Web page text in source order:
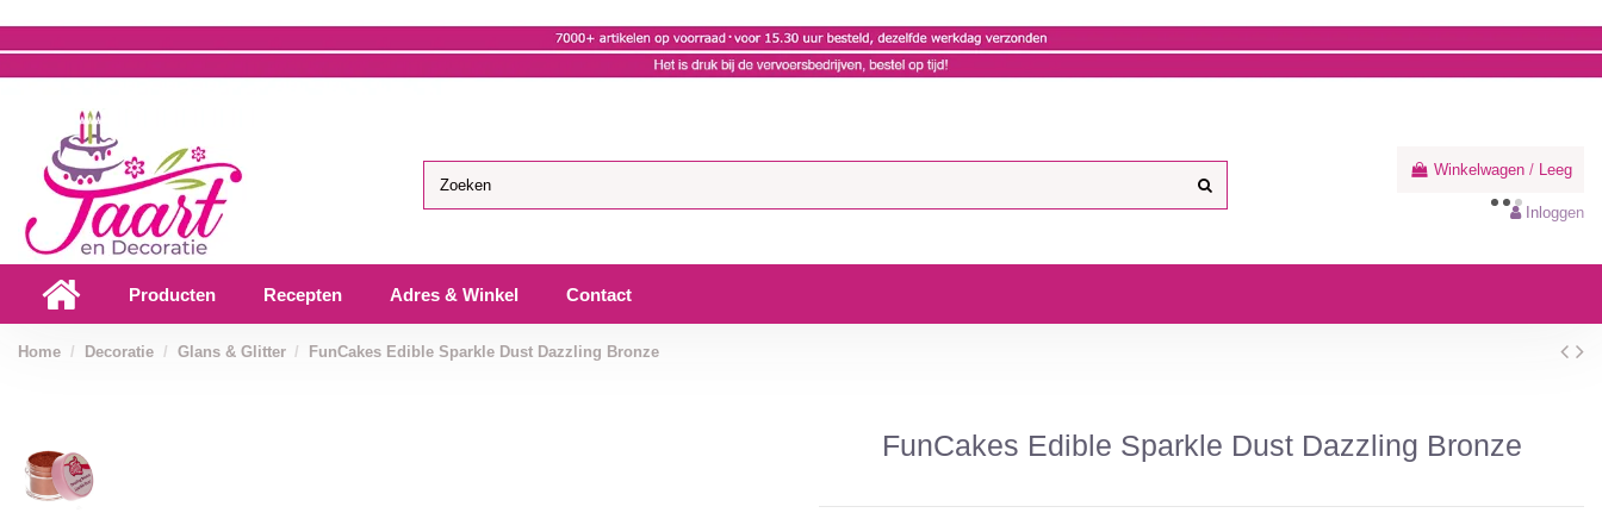
Winkelwagen / Leeg
Inloggen
Producten Recepten Adres & Winkel Contact
Home Decoratie Glans & Glitter FunCakes Edible Sparkle Dust Dazzling Bronze
FunCakes Edible Sparkle Dust Dazzling Bronze